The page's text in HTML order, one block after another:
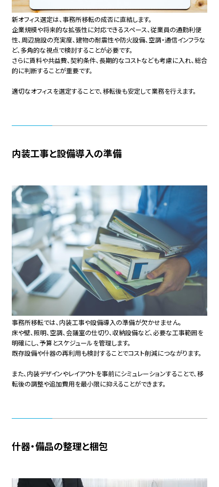
新オフィス選定は、事務所移転の成否に直結します。
企業規模や将来的な拡張性に対応できるスペース、従業員の通勤利便
性、周辺施設の充実度、建物の耐震性や防火設備、空調・通信インフラな
ど、多角的な視点で検討することが必要です。
さらに賃料や共益費、契約条件、長期的なコストなども考慮に入れ、総合
的に判断することが重要です。
適切なオフィスを選定することで、移転後も安定して業務を行えます。
内装工事と設備導入の準備
事務所移転では、内装工事や設備導入の準備が欠かせません。
床や壁、照明、空調、会議室の仕切り、収納設備など、必要な工事範囲を
明確にし、予算とスケジュールを管理します。
既存設備や什器の再利用も検討することでコスト削減につながります。
また、内装デザインやレイアウトを事前にシミュレーションすることで、移
転後の調整や追加費用を最小限に抑えることができます。
什器・備品の整理と梱包